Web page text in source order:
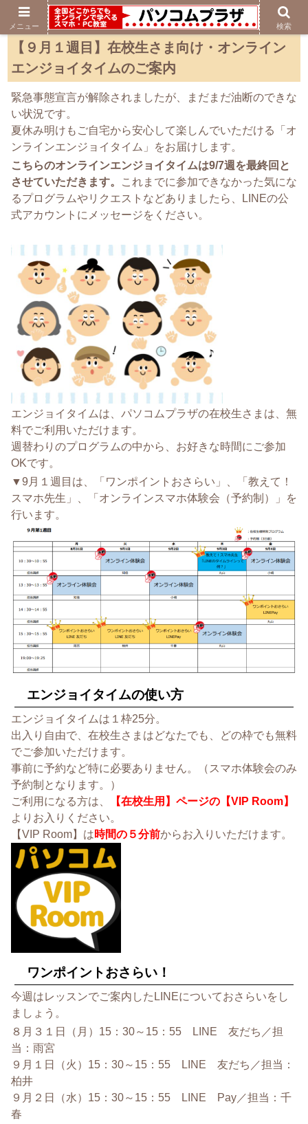
【９月１週目】在校生さま向け・オンライン
エンジョイタイムのご案内
緊急事態宣言が解除されましたが、まだまだ油断のできな
い状況です。
夏休み明けもご自宅から安心して楽しんでいただける「オ
ンラインエンジョイタイム」をお届けします。
こちらのオンラインエンジョイタイムは9/7週を最終回と
させていただきます。
これまでに参加できなかった気にな
るプログラムやリクエストなどありましたら、LINEの公
式アカウントにメッセージをください。
エンジョイタイムは、パソコムプラザの在校生さまは、無
料でご利用いただけます。
週替わりのプログラムの中から、お好きな時間にご参加
OKです。
▼9月１週目は、「ワンポイントおさらい」、「教えて！
スマホ先生」、「オンラインスマホ体験会（予約制）」を
行います。
エンジョイタイムの使い方
エンジョイタイムは１枠25分。
出入り自由で、在校生さまはどなたでも、どの枠でも無料
でご参加いただけます。
事前に予約など特に必要ありません。（スマホ体験会のみ
予約制となります。）
ご利用になる方は、
【在校生用】ページの【VIP Room】
よりお入りください。
【VIP Room】は時間の５分前からお入りいただけます。
ワンポイントおさらい！
今週はレッスンでご案内したLINEについておさらいをし
ましょう。
８月３１日（月）15：30～15：55 LINE 友だち／担
当：雨宮
９月１日（火）15：30～15：55 LINE 友だち／担当：
柏井
９月２日（水）15：30～15：55 LINE Pay／担当：千
春
メニュー 検索